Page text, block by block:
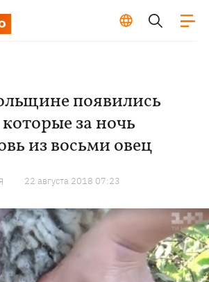
появились
за ночь
из восьми овец
22 августа 2018 07:23